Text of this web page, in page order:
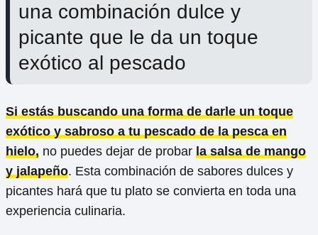
una combinación dulce y
picante que le da un toque
exótico al pescado
Si estás buscando una forma de darle un toque
exótico y sabroso a tu pescado de la pesca en
hielo, no puedes dejar de probar la salsa de mango
y jalapeño. Esta combinación de sabores dulces y
picantes hará que tu plato se convierta en toda una
experiencia culinaria.